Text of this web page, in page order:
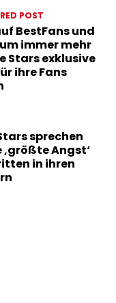
POST
BestFans und
immer mehr
Stars exklusive
ihre Fans
sprechen
‚größte Angst‘
in ihren